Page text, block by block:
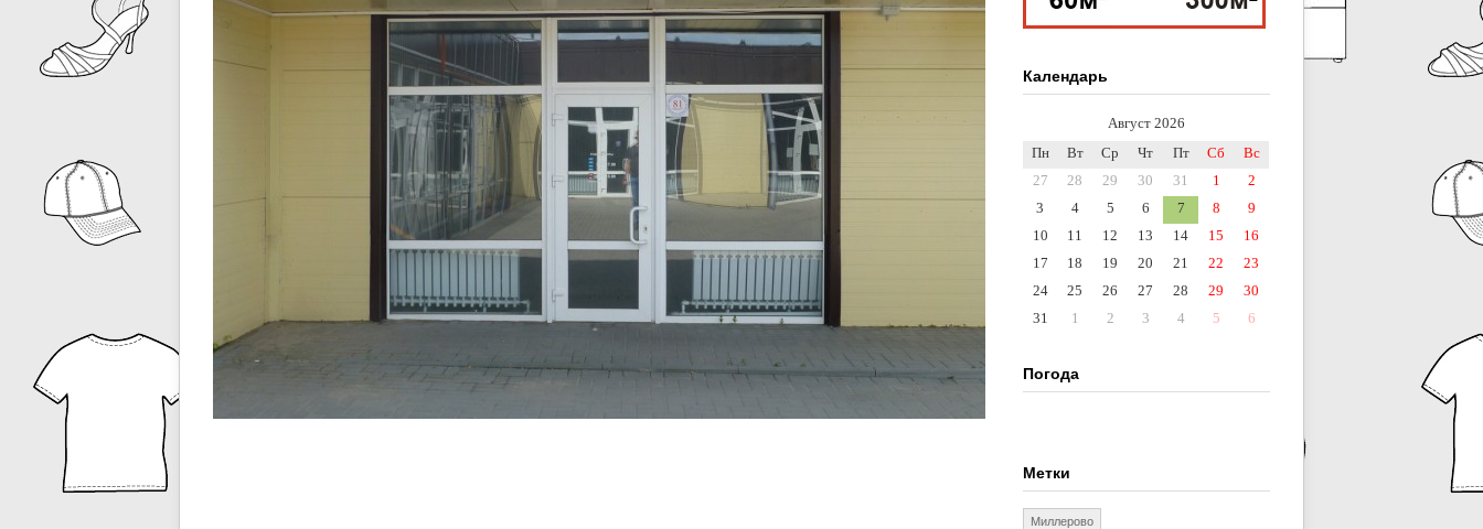
Календарь
Август 2026
Пн
Вт Ср Чт Пт Сб
Вс
27
28 29 30 31 1
2
3
4 5 6 7 8
9
10
11 12 13 14 15
16
17
18 19 20 21 22
23
24
25 26 27 28 29
30
31
1 2 3 4 5 6
Погода
Метки
Миллерово